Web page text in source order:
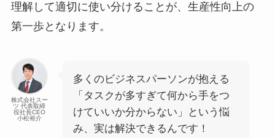
理解して適切に使い分けることが、生産性向上の
第一歩となります。
株式会社スー
ツ 代表取締
役社長CEO
小松裕介
多くのビジネスパーソンが抱える
「タスクが多すぎて何から手をつ
けていいか分からない」という悩
み、実は解決できるんです！